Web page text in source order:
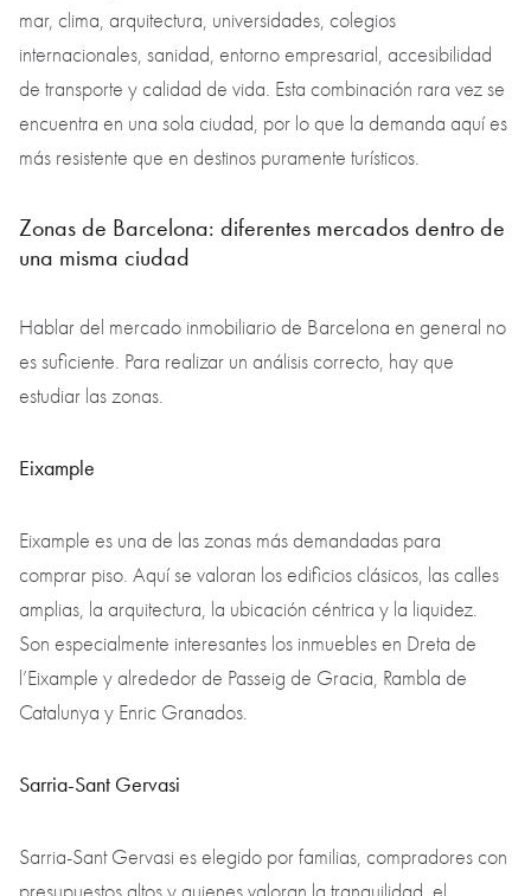
mar, clima, arquitectura, universidades, colegios
internacionales, sanidad, entorno empresarial, accesibilidad
de transporte y calidad de vida. Esta combinación rara vez se
encuentra en una sola ciudad, por lo que la demanda aquí es
más resistente que en destinos puramente turísticos.
Zonas de Barcelona: diferentes mercados dentro de
una misma ciudad
Hablar del mercado inmobiliario de Barcelona en general no
es suficiente. Para realizar un análisis correcto, hay que
estudiar las zonas.
Eixample
Eixample es una de las zonas más demandadas para
comprar piso. Aquí se valoran los edificios clásicos, las calles
amplias, la arquitectura, la ubicación céntrica y la liquidez.
Son especialmente interesantes los inmuebles en Dreta de
l’Eixample y alrededor de Passeig de Gracia, Rambla de
Catalunya y Enric Granados.
Sarria-Sant Gervasi
Sarria-Sant Gervasi es elegido por familias, compradores con